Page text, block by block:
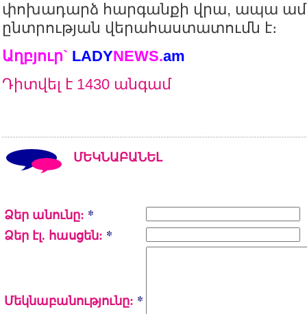
փոխադարձ հարգանքի վրա, ապա
ընտրության վերահաստատումն է։
Աղբյուր` LADYNEWS.am
Դիտվել է 1430 անգամ
ՄԵԿՆԱԲԱՆԵԼ
Ձեր անունը: *
Ձեր էլ. հասցեն: *
Մեկնաբանությունը: *